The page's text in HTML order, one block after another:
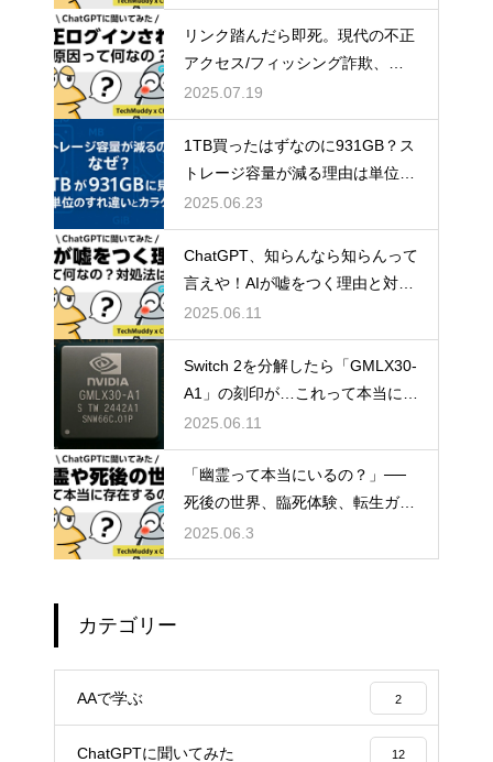
リンク踏んだら即死。現代の不正
アクセス/フィッシング詐欺、怖
すぎ問題。
2025.07.19
1TB買ったはずなのに931GB？ス
トレージ容量が減る理由は単位の
すれ違い
2025.06.23
ChatGPT、知らんなら知らんって
言えや！AIが嘘をつく理由と対策
方法について
2025.06.11
Switch 2を分解したら「GMLX30-
A1」の刻印が…これって本当にT
egraなの？
2025.06.11
「幽霊って本当にいるの？」──
死後の世界、臨死体験、転生ガチ
ャ説まで真相に迫る雑談考察
2025.06.3
カテゴリー
AAで学ぶ 2
ChatGPTに聞いてみた 12